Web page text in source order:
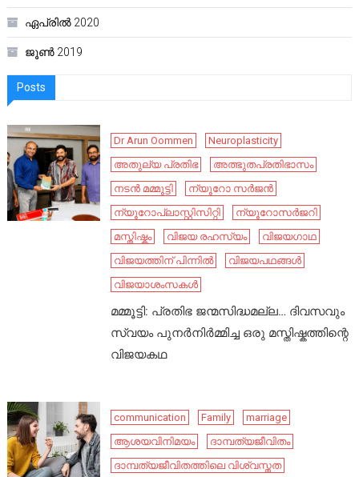
ഏപ്രിൽ 2020
ജൂൺ 2019
Posts
Dr Arun Oommen
Neuroplasticity
അതുല്യ പ്രതിഭ
അത്ഭുതപ്രതിഭാസം
നടൻ മമ്മൂട്ടി
ന്യൂറോ സർജൻ
ന്യൂറോപ്ലാസ്റ്റിസിറ്റി
ന്യൂറോസർജറി
മസ്തിഷ്കം
വിജയ രഹസ്യം
വിജയഗാഥ
വിജയത്തിന് പിന്നിൽ
വിജയപഥങ്ങൾ
വിജയാശംസകൾ
മമ്മൂട്ടി: പ്രതിഭ ജന്മസിദ്ധമല്ല… ദിവസവും
സ്വയം പുനർനിർമ്മിച്ച ഒരു മസ്തിഷ്കത്തിന്റെ
വിജയകഥ
communication Family
marriage
ആശയവിനിമയം
ദാമ്പത്യജീവിതം
ദാമ്പത്യജീവിതത്തിലെ വിശ്വസ്തത